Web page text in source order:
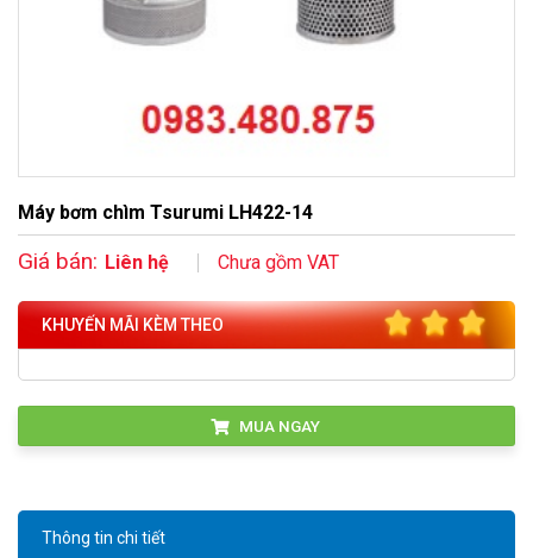
Máy bơm chìm Tsurumi LH422-14
Giá bán: Liên hệ Chưa gồm VAT
KHUYẾN MÃI KÈM THEO
MUA NGAY
Thông tin chi tiết